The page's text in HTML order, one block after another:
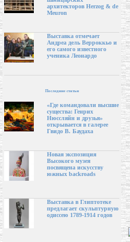
архитекторов Herzog & de
Meuron
Выставка отмечает
Андреа дель Верроккьо и
его самого известного
ученика Леонардо
Последние статьи
«Где командовали высшие
существа: Генрих
Нюссляйн и друзья»
открывается в галерее
Гвидо В. Баудаха
Новая экспозиция
Высокого музея
посвящена искусству
южных backroads
Выставка в Глиптотеке
предлагает скульптурную
одиссею 1789-1914 годов